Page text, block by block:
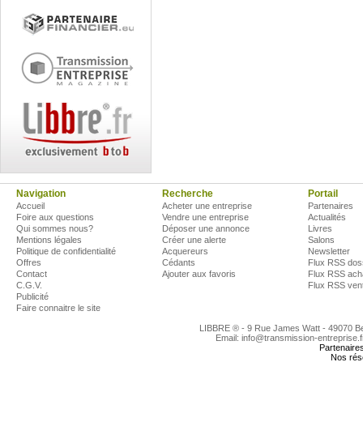
Navigation
Accueil
Foire aux questions
Qui sommes nous?
Mentions légales
Politique de confidentialité
Offres
Contact
C.G.V.
Publicité
Faire connaitre le site
Recherche
Acheter une entreprise
Vendre une entreprise
Déposer une annonce
Créer une alerte
Acquereurs
Cédants
Ajouter aux favoris
Portail
Partenaires
Actualités
Livres
Salons
Newsletter
Flux RSS
Flux RSS
Flux RSS
LIBBRE ® - 9 Rue James Watt - 49070
Email: info@transmission-
Nos